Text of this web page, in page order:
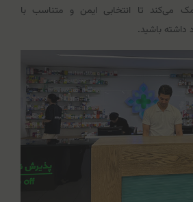
می‌کند تا انتخابی ایمن و متناسب با
باشید.